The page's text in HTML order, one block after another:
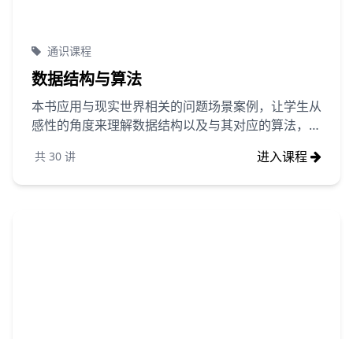
通识课程
数据结构与算法
本书应用与现实世界相关的问题场景案例，让学生从
感性的角度来理解数据结构以及与其对应的算法，并
和实现算法,使用C和Python两种编程语言，主要是
考虑到一些C基础差的学生很难用C语言来实现算
共 30 讲 进入课程